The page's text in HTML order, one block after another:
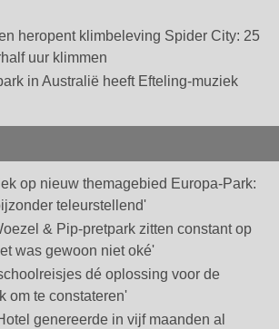
heropent klimbeleving Spider City: 25
uur klimmen
in Australië heeft Efteling-muziek
op nieuw themagebied Europa-Park:
teleurstellend'
& Pip-pretpark zitten constant op
was gewoon niet oké'
dé oplossing voor de
om te constateren'
genereerde in vijf maanden al